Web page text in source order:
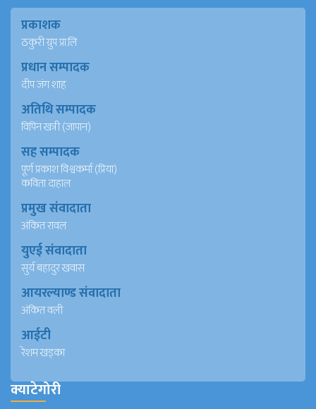
प्रकाशक
ठकुरी ग्रुप प्रा.लि
प्रधान सम्पादक
दीप जंग शाह
अतिथि सम्पादक
विपिन खत्री (जापान)
सह सम्पादक
पूर्ण प्रकाश विश्वकर्मा (प्रिया)
कविता दाहाल
प्रमुख संवादाता
अंकित रावल
युएई संवादाता
सुर्य बहादुर खवास
आयरल्याण्ड संवादाता
अंकित वली
आईटी
रेशम खड्का
क्याटेगोरी